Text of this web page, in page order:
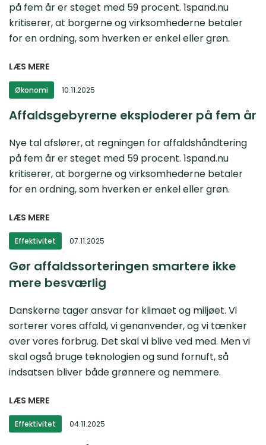
på fem år er steget med 59 procent. 1spand.nu
kritiserer, at borgerne og virksomhederne betaler
for en ordning, som hverken er enkel eller grøn.
LÆS MERE
Økonomi 10.11.2025
Affaldsgebyrerne eksploderer på fem år
Nye tal afslører, at regningen for affaldshåndtering
på fem år er steget med 59 procent. 1spand.nu
kritiserer, at borgerne og virksomhederne betaler
for en ordning, som hverken er enkel eller grøn.
LÆS MERE
Effektivitet 07.11.2025
Gør affaldssorteringen smartere ikke
mere besværlig
Danskerne tager ansvar for klimaet og miljøet. Vi
sorterer vores affald, vi genanvender, og vi tænker
over vores forbrug. Det skal vi blive ved med. Men vi
skal også bruge teknologien og sund fornuft, så
indsatsen bliver både grønnere og nemmere.
LÆS MERE
Effektivitet 04.11.2025